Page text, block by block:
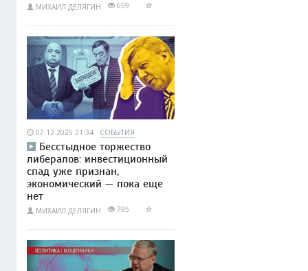
МИХАИЛ ДЕЛЯГИН 659
07.12.2025 21:34 СОБЫТИЯ
Бесстыдное торжество
либералов: инвестиционный
спад уже признан,
экономический — пока еще
нет
МИХАИЛ ДЕЛЯГИН 795